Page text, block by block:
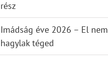
rész
Imádság éve 2026 – El nem
hagylak téged